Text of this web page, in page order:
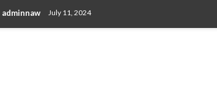
adminnaw July 11, 2024